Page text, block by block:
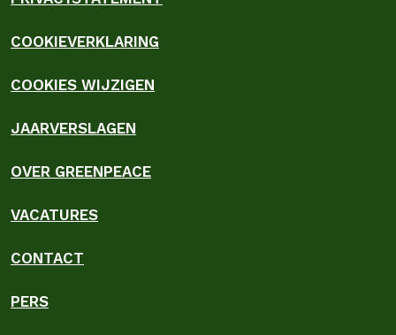
COOKIEVERKLARING
COOKIES WIJZIGEN
JAARVERSLAGEN
OVER GREENPEACE
VACATURES
CONTACT
PERS